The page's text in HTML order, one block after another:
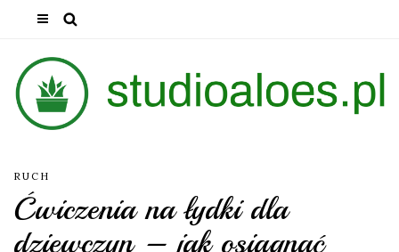
RUCH
Ćwiczenia na łydki dla
dziewczyn – jak osiągnąć